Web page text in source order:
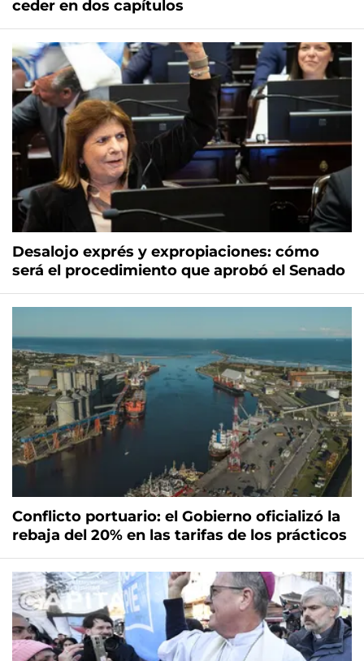
ceder en dos capítulos
Desalojo exprés y expropiaciones: cómo
será el procedimiento que aprobó el Senado
Conflicto portuario: el Gobierno oficializó la
rebaja del 20% en las tarifas de los prácticos